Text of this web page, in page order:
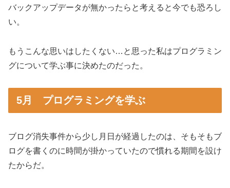
バックアップデータが無かったらと考えると今でも恐ろし
い。
もうこんな思いはしたくない…と思った私はプログラミン
グについて学ぶ事に決めたのだった。
5月 プログラミングを学ぶ
ブログ消失事件から少し月日が経過したのは、そもそもブ
ログを書くのに時間が掛かっていたので慣れる期間を設け
たからだ。